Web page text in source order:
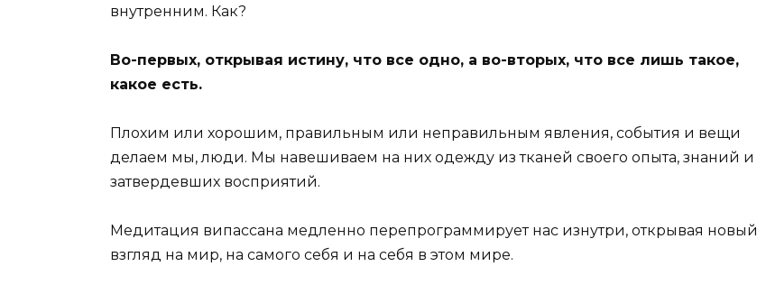
внутренним. Как?
Во-первых, открывая истину, что все одно, а во-вторых, что все лишь такое,
какое есть.
Плохим или хорошим, правильным или неправильным явления, события и вещи
делаем мы, люди. Мы навешиваем на них одежду из тканей своего опыта, знаний и
затвердевших восприятий.
Медитация випассана медленно перепрограммирует нас изнутри, открывая новый
взгляд на мир, на самого себя и на себя в этом мире.